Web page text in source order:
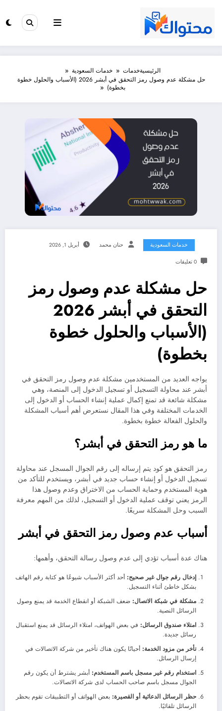
الرئيسيةخدمات
خدمات السعودية
حل مشكلة عدم وصول رمز التحقق في أبشر 2026 (الأسباب والحلول خطوة
بخطوة)
خدمات السعودية حنان محمد أبريل 1, 2026
0 تعليقات
حل مشكلة عدم وصول رمز
التحقق في أبشر 2026
(الأسباب والحلول خطوة
بخطوة)
يواجه العديد من المستخدمين مشكلة عدم وصول رمز التحقق في
أبشر عند محاولة التسجيل أو تسجيل الدخول إلى المنصة، وهي
مشكلة شائعة قد تمنع إكمال عملية إنشاء الحساب أو الدخول إلى
الخدمات المختلفة وفي هذا المقال نستعرض أهم أسباب المشكلة
والحلول الفعالة خطوة بخطوة.
ما هو رمز التحقق في أبشر؟
رمز التحقق هو كود يتم إرساله إلى رقم الجوال المسجل عند محاولة
تسجيل الدخول أو إنشاء حساب جديد في أبشر، ويستخدم للتأكد من
هوية المستخدم وحماية الحساب من الاختراق وعدم وصول هذا
الرمز يعني توقف عملية الدخول أو التسجيل، لذلك من المهم معرفة
السبب وحل المشكلة سريعًا.
أسباب عدم وصول رمز التحقق في أبشر
هناك عدة أسباب تؤدي إلى عدم وصول رسالة التحقق، وأهمها:
إدخال رقم جوال غير صحيح: أحد أكثر الأسباب شيوعًا هو كتابة رقم الهاتف
بشكل خاطئ أثناء التسجيل.
مشكلة في شبكة الاتصال: ضعف الشبكة أو انقطاع الخدمة قد يمنع وصول
الرسائل النصية.
امتلاء صندوق الرسائل: في بعض الهواتف، امتلاء الرسائل قد يمنع استقبال
رسائل جديدة.
تأخر من مزود الخدمة: أحيانًا يكون هناك تأخير من شركة الاتصالات في
إرسال الرسائل.
استخدام رقم غير مسجل باسم المستخدم: أبشر يشترط أن يكون رقم
الجوال مسجل باسم صاحب الحساب لدى شركة الاتصالات.
حظر الرسائل الدعائية أو القصيرة: بعض الهواتف أو التطبيقات تقوم بحظر
الرسائل تلقائيًا.